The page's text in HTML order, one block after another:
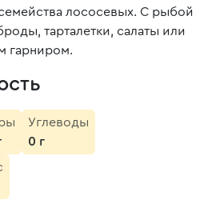
лососевых. С рыбой
тарталетки, салаты или
гарниром.
Углеводы
0 г